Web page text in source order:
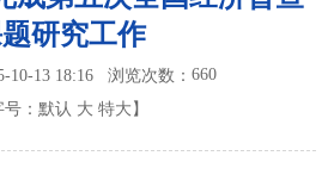
研究工作
10-13 18:16 浏览次数： 660
号： 默认 大 特大 】